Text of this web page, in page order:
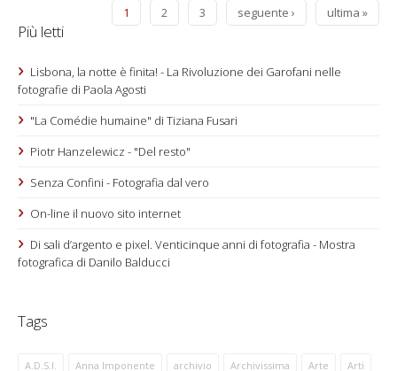
1 2 3 seguente › ultima »
Più letti
Lisbona, la notte è finita! - La Rivoluzione dei Garofani nelle
fotografie di Paola Agosti
"La Comédie humaine" di Tiziana Fusari
Piotr Hanzelewicz - "Del resto"
Senza Confini - Fotografia dal vero
On-line il nuovo sito internet
Di sali d’argento e pixel. Venticinque anni di fotografia - Mostra
fotografica di Danilo Balducci
Tags
A.D.S.I. Anna Imponente archivio Archivissima Arte Arti